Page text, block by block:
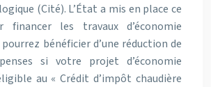
(Cité). L’État a mis en place ce
financer les travaux d’économie
pourrez bénéficier d’une réduction de
si votre projet d’économie
au « Crédit d’impôt chaudière